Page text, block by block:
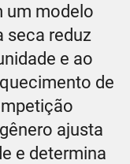
um modelo
seca reduz
e ao
de
ajusta
e determina